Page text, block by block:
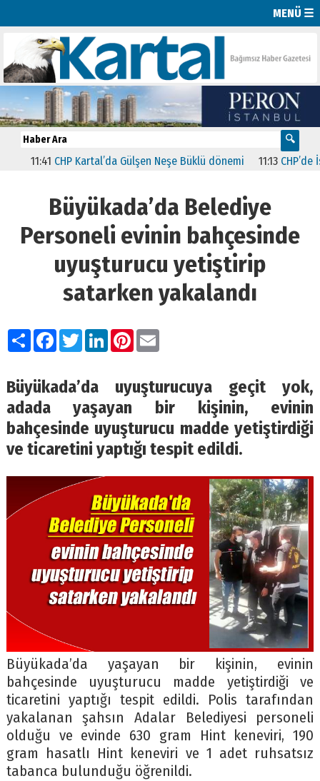
MENÜ ☰
CHP Kartal’da Gülşen Neşe Büklü dönemi 11:13 CHP’de
Büyükada’da Belediye
Personeli evinin bahçesinde
uyuşturucu yetiştirip
satarken yakalandı
PaylaşFacebook
TwitterLinkedIn
Pinterest
Email
Büyükada’da uyuşturucuya geçit yok,
adada yaşayan bir kişinin, evinin
bahçesinde uyuşturucu madde yetiştirdiği
ve ticaretini yaptığı tespit edildi.
Büyükada’da yaşayan bir kişinin, evinin
bahçesinde uyuşturucu madde yetiştirdiği ve
ticaretini yaptığı tespit edildi. Polis tarafından
yakalanan şahsın Adalar Belediyesi personeli
olduğu ve evinde 630 gram Hint keneviri, 190
gram hasatlı Hint keneviri ve 1 adet ruhsatsız
tabanca bulunduğu öğrenildi.